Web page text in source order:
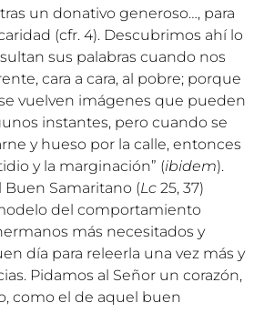
un donativo generoso…, para
(cfr. 4). Descubrimos ahí lo
sus palabras cuando nos
cara a cara, al pobre; porque
vuelven imágenes que pueden
instantes, pero cuando se
y hueso por la calle, entonces
y la marginación” (ibidem).
Buen Samaritano (Lc 25, 37)
del comportamiento
más necesitados y
día para releerla una vez más y
Pidamos al Señor un corazón,
como el de aquel buen